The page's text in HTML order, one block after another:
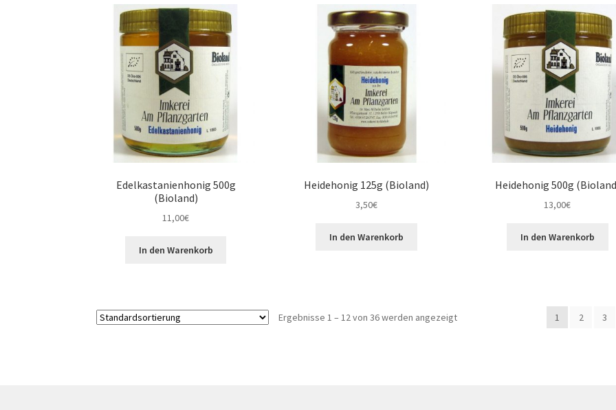
Edelkastanienhonig 500g
(Bioland)
11,00€
In den Warenkorb
Heidehonig 125g (Bioland)
3,50€
In den Warenkorb
Heidehonig 500g
13,00€
In den Warenkorb
Ergebnisse 1 – 12 von 36 werden angezeigt 1 2 3